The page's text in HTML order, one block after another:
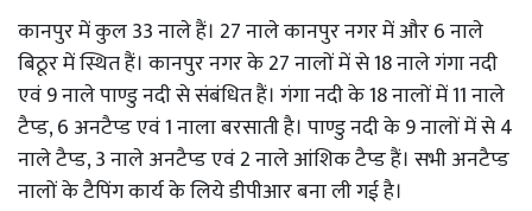
कानपुर में कुल 33 नाले हैं। 27 नाले कानपुर नगर में और 6 नाले
बिठूर में स्थित हैं। कानपुर नगर के 27 नालों में से 18 नाले गंगा नदी
एवं 9 नाले पाण्डु नदी से संबंधित हैं। गंगा नदी के 18 नालों में 11 नाले
टैप्ड, 6 अनटैप्ड एवं 1 नाला बरसाती है। पाण्डु नदी के 9 नालों में से 4
नाले टैप्ड, 3 नाले अनटैप्ड एवं 2 नाले आंशिक टैप्ड हैं। सभी अनटैप्ड
नालों के टैपिंग कार्य के लिये डीपीआर बना ली गई है।